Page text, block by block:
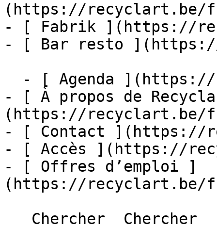
(https://recyclart.be/
- [ Fabrik ](https://
- [ Bar resto
- [ À propos de
(https://recyclart.be/
- [ Contact ](https://
- [ Accès ](https://
- [ Offres d’emploi ]
(https://recyclart.be/